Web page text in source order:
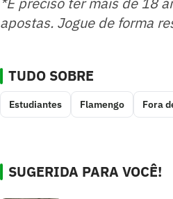
apostas. Jogue de forma
TUDO SOBRE
Estudiantes Flamengo Fora
SUGERIDA PARA VOCÊ!